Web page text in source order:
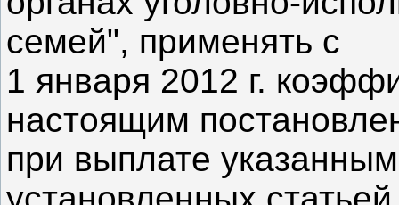
семей", применять с
1 января 2012 г.
настоящим
при выплате